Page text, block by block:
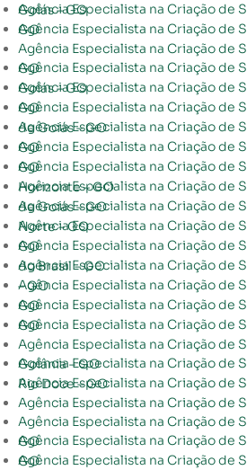
Agência Especialista na Criação de Site em Abadia de Goiás – GO
Agência Especialista na Criação de Site em Abadiânia – GO
Agência Especialista na Criação de
Agência Especialista na Criação de Site em Adelândia – GO
Agência Especialista na Criação de Site em Água Fria de Goiás – GO
Agência Especialista na Criação de Site em Água Limpa – GO
Agência Especialista na Criação de Site em Águas Lindas de Goiás – GO
Agência Especialista na Criação de Site em Alexânia – GO
Agência Especialista na Criação de Site em Aloândia – GO
Agência Especialista na Criação de Site em Alto Horizonte – GO
Agência Especialista na Criação de Site em Alto Paraíso de Goiás – GO
Agência Especialista na Criação de Site em Alvorada do Norte – GO
Agência Especialista na Criação de Site em Amaralina – GO
Agência Especialista na Criação de Site em Americano do Brasil – GO
Agência Especialista na Criação de Site em Amorinópolis – GO
Agência Especialista na Criação de Site em Anápolis – GO
Agência Especialista na Criação de Site em Anhanguera – GO
Agência Especialista na Criação de
Agência Especialista na Criação de Site em Aparecida de Goiânia – GO
Agência Especialista na Criação de Site em Aparecida do Rio Doce – GO
Agência Especialista na Criação de
Agência Especialista na Criação de
Agência Especialista na Criação de Site em Aragarças – GO
Agência Especialista na Criação de Site em Aragoiânia – GO